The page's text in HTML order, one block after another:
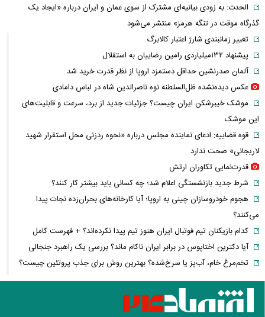
الحدث: به زودی بیانیه‌ای مشترک از سوی عمان و ایران درباره «ایجاد یک
گذرگاه موقت در تنگه هرمز» منتشر می‌شود
تغییر زمانبندی‌ شارژ اعتبار کالابرگ
پیشنهاد ۱۳۲میلیاردی رامین رضاییان به استقلال
آلمان صدرنشین حداقل دستمزد اروپا از نظر قدرت خرید شد
عکس دیده‌نشده ظل‌السلطنه نوه ناصرالدین شاه در لباس دامادی
موشک خیبرشکن ایران چیست؟ جزئیات جدید از برد، سرعت و قابلیت‌های
این موشک
قوه قضاییه: ادعای نماینده مجلس درباره «نحوه ردزنی محل استقرار شهید
لاریجانی» صحت ندارد
قدرت‌نمایی تکاوران ارتش
شرط جدید بازنشستگی اعلام شد؛ چه کسانی باید بیشتر کار کنند؟
هجوم خودروسازان چینی به اروپا؛ آیا کارخانه‌های بحران‌زده نجات پیدا
می‌کنند؟
کدام بازیکنان تیم فوتبال ایران هنوز تیم پیدا نکرده‌اند؟ + فهرست کامل
آیا دکترین اختاپوس در برابر ایران ناکام ماند؟ بررسی یک راهبرد جنجالی
تخم‌مرغ خام، آب‌پز یا سرخ‌شده؟ بهترین روش برای جذب پروتئین چیست؟
پشت پرده خودکفایی دارویی؛ چرا واردات همچنان حرف اول را می‌زند؟
حمله خلبانان ایرانی به پایگاه آمریکا بدون GPS
شرایط تغییر نام خانوادگی و شناسنامه اعلام شد+ مراحل، مدارک لازم و قوانین